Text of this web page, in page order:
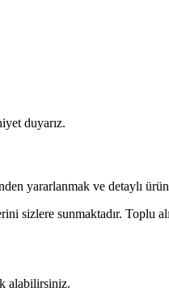
duyarız.
yararlanmak ve detaylı
sunmaktadır. Toplu
alabilirsiniz.